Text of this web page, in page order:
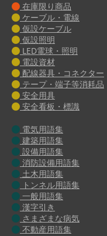
在庫限り商品
ケーブル・電線
仮設ケーブル
仮設照明
LED電球・照明
電設資材
配線器具・コネクター
テープ・端子等消耗品
安全用具
安全看板・標識
電気用語集
建築用語集
設備用語集
消防設備用語集
土木用語集
トンネル用語集
一般用語集
漢字引き
さまざまな病気
不動産用語集